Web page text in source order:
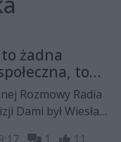
żadna
to
po
Rozmowy Radia
Dami był Wiesław